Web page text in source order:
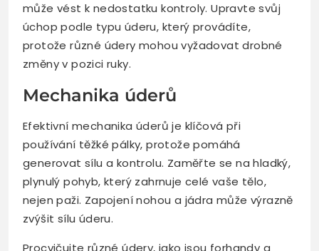
může vést k nedostatku kontroly. Upravte svůj
úchop podle typu úderu, který provádíte,
protože různé údery mohou vyžadovat drobné
změny v pozici ruky.
Mechanika úderů
Efektivní mechanika úderů je klíčová při
používání těžké pálky, protože pomáhá
generovat sílu a kontrolu. Zaměřte se na hladký,
plynulý pohyb, který zahrnuje celé vaše tělo,
nejen paži. Zapojení nohou a jádra může výrazně
zvýšit sílu úderu.
Procvičujte různé údery, jako jsou forhandy a